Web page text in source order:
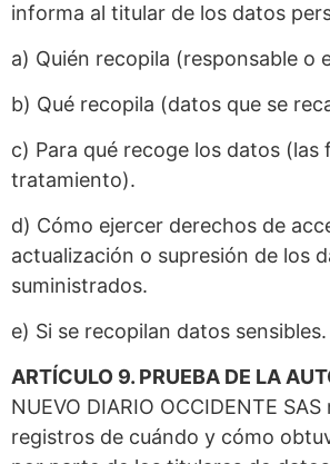
informa al titular de los datos
a) Quién recopila (responsable o
b) Qué recopila (datos que se
c) Para qué recoge los datos (las
tratamiento).
d) Cómo ejercer derechos de
actualización o supresión de los
suministrados.
e) Si se recopilan datos sensibles.
ARTÍCULO 9. PRUEBA DE LA
NUEVO DIARIO OCCIDENTE
registros de cuándo y cómo